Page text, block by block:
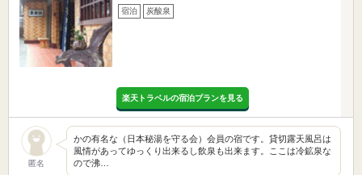
宿泊 炭酸泉
楽天トラベルの宿泊プランを見る
匿名
かの有名な（日本秘湯を守る会）会員の宿です。貸切露天風呂は
風情があってゆっくり出来るし飲泉も出来ます。ここは冷鉱泉な
ので沸…